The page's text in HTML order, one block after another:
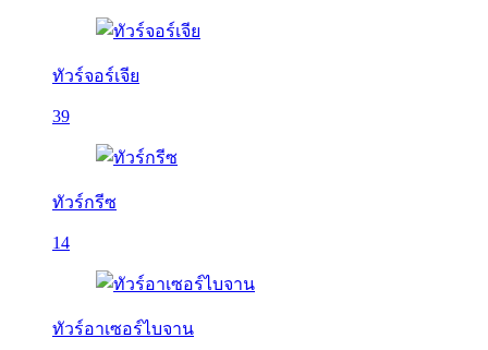
ทัวร์จอร์เจีย
39
ทัวร์กรีซ
14
ทัวร์อาเซอร์ไบจาน